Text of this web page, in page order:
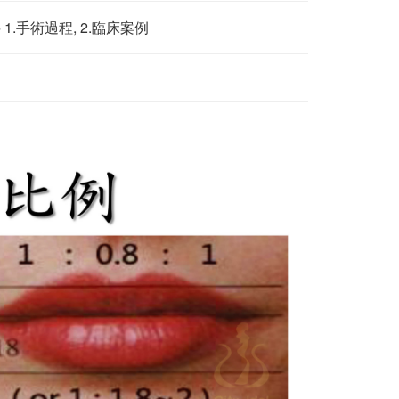
手術過程, 2.臨床案例